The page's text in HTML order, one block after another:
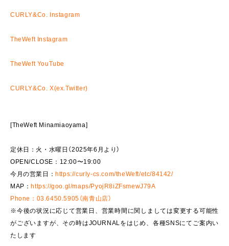
CURLY&Co. Instagram
TheWeft Instagram
TheWeft YouTube
CURLY&Co. X(ex.Twitter)
[TheWeft Minamiaoyama]
定休日：火・水曜日（2025年6月より）
OPEN/CLOSE：12:00〜19:00
今月の営業日：https://curly-cs.com/theWeft/etc/84142/
MAP：https://goo.gl/maps/PyojR8iZFsmewJ79A
Phone：03.6450.5905（南青山店）
※今後の状況に応じて営業日、営業時間に関しましては変更する可能性
がございますが、その時はJOURNALをはじめ、各種SNSにてご案内い
たします